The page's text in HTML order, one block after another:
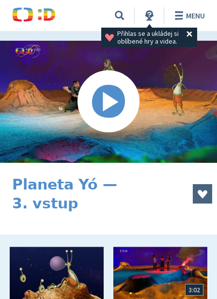
Přihlas se a ukládej si
oblíbené hry a videa.
MENU
Planeta Yó —
3. vstup
3:02